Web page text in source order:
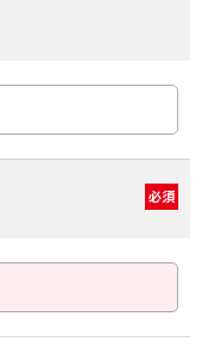
必須